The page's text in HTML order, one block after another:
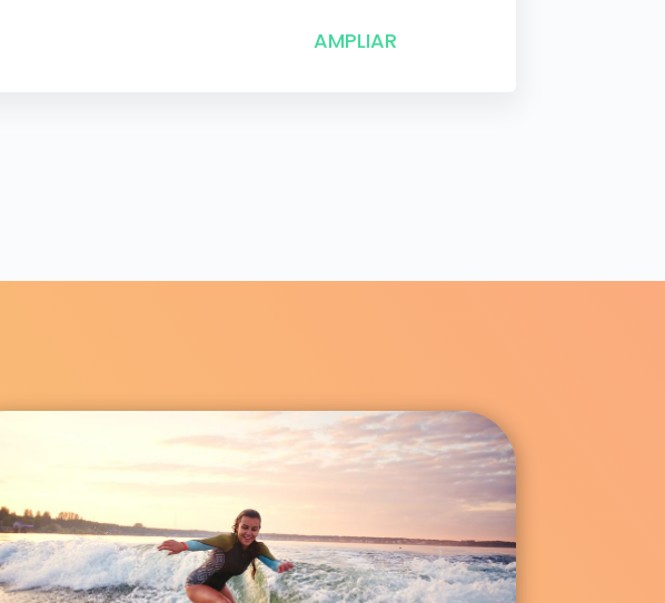
AMPLIAR